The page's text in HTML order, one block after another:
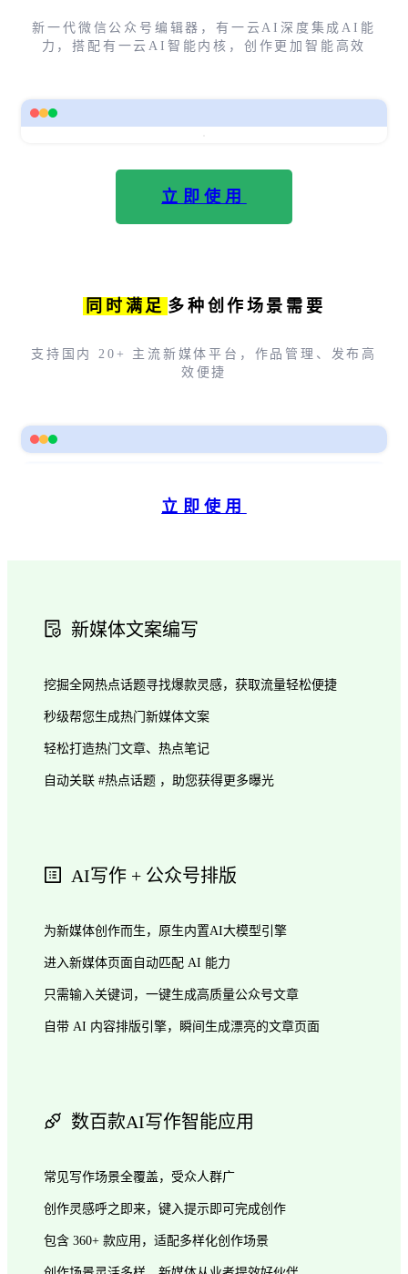
新一代微信公众号编辑器，有一云AI深度集成AI能
力，搭配有一云AI智能内核，创作更加智能高效
立即使用
同时满足 多种创作场景需要
支持国内 20+ 主流新媒体平台，作品管理、发布高
效便捷
立即使用
新媒体文案编写
挖掘全网热点话题寻找爆款灵感，获取流量轻松便捷
秒级帮您生成热门新媒体文案
轻松打造热门文章、热点笔记
自动关联 #热点话题 ，助您获得更多曝光
AI写作 + 公众号排版
为新媒体创作而生，原生内置AI大模型引擎
进入新媒体页面自动匹配 AI 能力
只需输入关键词，一键生成高质量公众号文章
自带 AI 内容排版引擎，瞬间生成漂亮的文章页面
数百款AI写作智能应用
常见写作场景全覆盖，受众人群广
创作灵感呼之即来，键入提示即可完成创作
包含 360+ 款应用，适配多样化创作场景